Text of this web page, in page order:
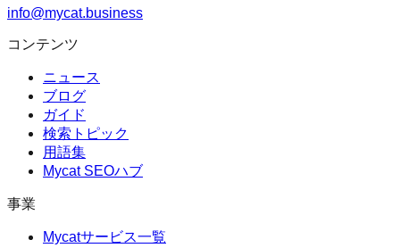
info@mycat.business
コンテンツ
ニュース
ブログ
ガイド
検索トピック
用語集
Mycat SEOハブ
事業
Mycatサービス一覧